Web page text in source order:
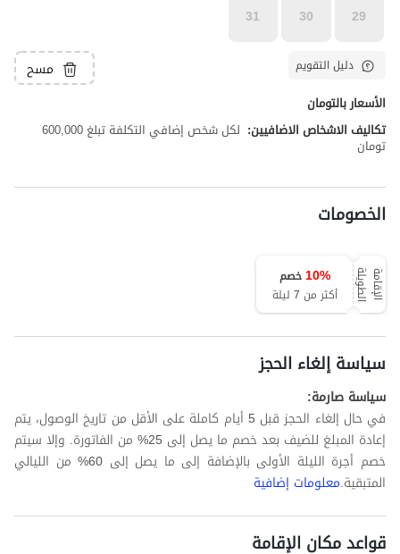
29
30
31
دليل التقويم مسح
الأسعار بالتومان
تكاليف الاشخاص الاضافيين:
لكل شخص إضافي التكلفة تبلغ 600,000
تومان
الخصومات
ا
ل
إ
ق
ا
م
ة
ا
ل
ط
و
ي
لة 10%
خصم
أكثر من 7 ليلة
سياسة إلغاء الحجز
سياسة صارمة:
في حال إلغاء الحجز قبل 5 أيام كاملة على الأقل من تاريخ الوصول، يتم
إعادة المبلغ للضيف بعد خصم ما يصل إلى 25% من الفاتورة. وإلا سيتم
خصم أجرة الليلة الأولى بالإضافة إلى ما يصل إلى 60% من الليالي
المتبقية.معلومات إضافية
قواعد مكان الإقامة